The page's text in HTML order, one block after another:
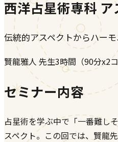
西洋占星術専科 ア
伝統的アスペクトからハー
賢龍雅人 先生3時間（90分x2コ
セミナー内容
占星術を学ぶ中で「一番難し
スペクト。この回では、賢龍